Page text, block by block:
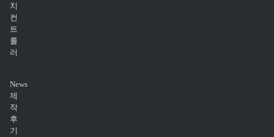
치
컨
트
롤
러
News
제
작
후
기